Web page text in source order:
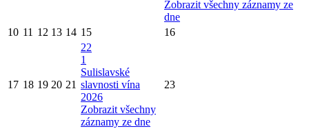
Zobrazit všechny záznamy ze
dne
10 11 12 13 14 15 16
17 18 19 20 21
22
1
Sulislavské
slavnosti vína
2026
Zobrazit všechny
záznamy ze dne
23